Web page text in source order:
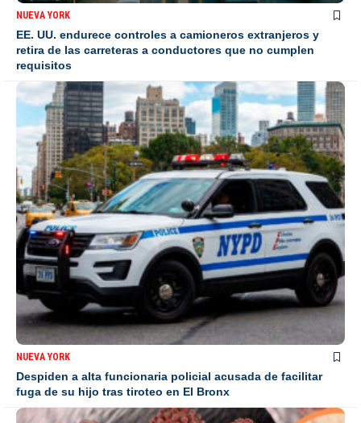
NUEVA YORK
EE. UU. endurece controles a camioneros extranjeros y
retira de las carreteras a conductores que no cumplen
requisitos
NUEVA YORK
Despiden a alta funcionaria policial acusada de facilitar
fuga de su hijo tras tiroteo en El Bronx